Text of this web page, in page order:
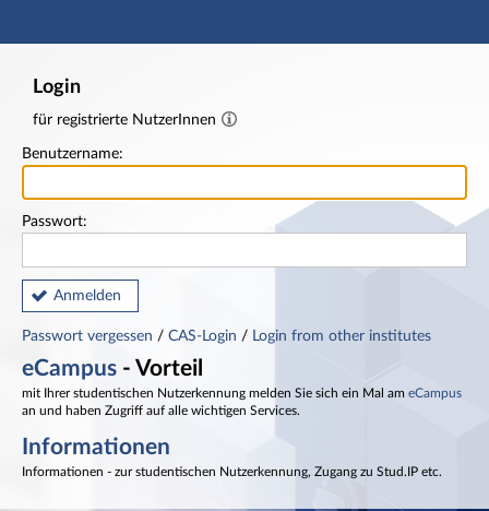
Hauptnavigation
Login
für registrierte NutzerInnen
Benutzername:
Passwort:
Anmelden
Passwort vergessen / CAS-Login / Login from other institutes
eCampus - Vorteil
mit Ihrer studentischen Nutzerkennung melden Sie sich ein Mal am eCampus
an und haben Zugriff auf alle wichtigen Services.
Informationen
Informationen - zur studentischen Nutzerkennung, Zugang zu Stud.IP etc.